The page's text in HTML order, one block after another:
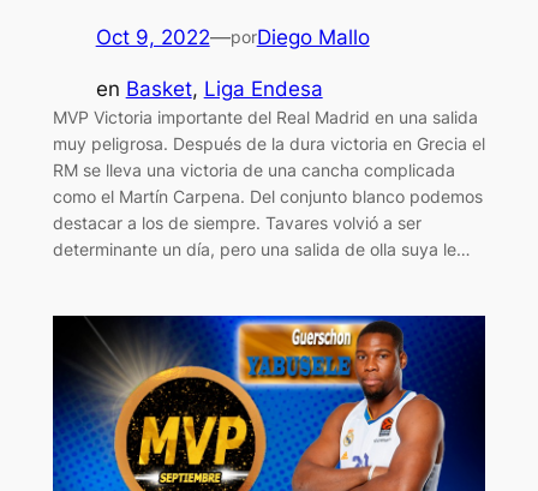
Oct 9, 2022—porDiego Mallo
en Basket, Liga Endesa
MVP Victoria importante del Real Madrid en una salida
muy peligrosa. Después de la dura victoria en Grecia el
RM se lleva una victoria de una cancha complicada
como el Martín Carpena. Del conjunto blanco podemos
destacar a los de siempre. Tavares volvió a ser
determinante un día, pero una salida de olla suya le…